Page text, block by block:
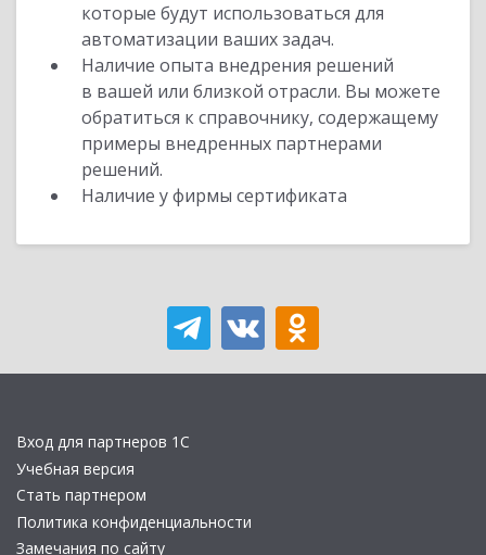
которые будут использоваться для
автоматизации ваших задач.
Наличие опыта внедрения решений
в вашей или близкой отрасли. Вы можете
обратиться к справочнику, содержащему
примеры внедренных партнерами
решений.
Наличие у фирмы сертификата
Вход для партнеров 1С
Учебная версия
Стать партнером
Политика конфиденциальности
Замечания по сайту